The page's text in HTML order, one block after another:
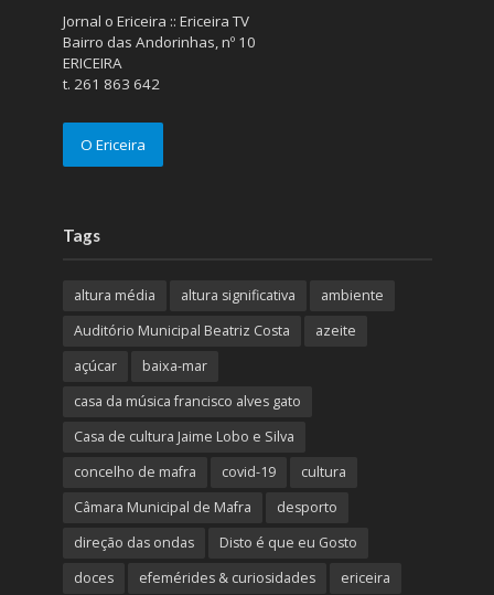
Jornal o Ericeira :: Ericeira TV
Bairro das Andorinhas, nº 10
ERICEIRA
t. 261 863 642
O Ericeira
Tags
altura média altura significativa
ambiente
Auditório Municipal Beatriz Costa
azeite
açúcar
baixa-mar
casa da música francisco alves gato
Casa de cultura Jaime Lobo e Silva
concelho de mafra
covid-19
cultura
Câmara Municipal de Mafra
desporto
direção das ondas
Disto é que eu Gosto
doces
efemérides & curiosidades ericeira